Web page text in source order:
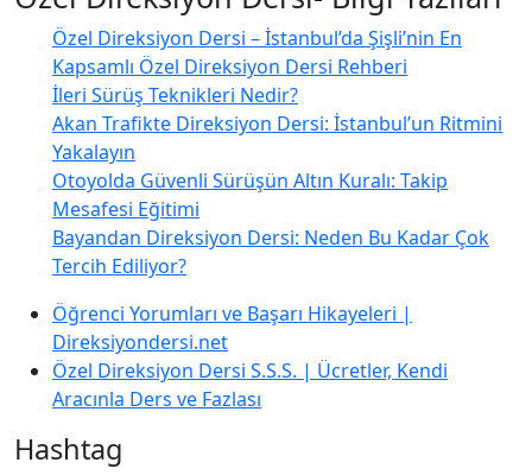
Özel Direksiyon Dersi – İstanbul’da Şişli’nin En
Kapsamlı Özel Direksiyon Dersi Rehberi
İleri Sürüş Teknikleri Nedir?
Akan Trafikte Direksiyon Dersi: İstanbul’un Ritmini
Yakalayın
Otoyolda Güvenli Sürüşün Altın Kuralı: Takip
Mesafesi Eğitimi
Bayandan Direksiyon Dersi: Neden Bu Kadar Çok
Tercih Ediliyor?
Öğrenci Yorumları ve Başarı Hikayeleri |
Direksiyondersi.net
Özel Direksiyon Dersi S.S.S. | Ücretler, Kendi
Aracınla Ders ve Fazlası
Hashtag